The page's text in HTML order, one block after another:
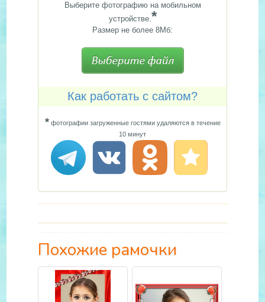
Выберите фотографию на мобильном
устройстве.*
Размер не более 8Мб:
Как работать с сайтом?
*фотографии загруженные гостями удаляются в течение
10 минут
Похожие рамочки